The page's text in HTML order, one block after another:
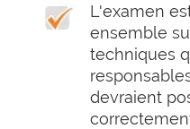
L'examen
ensemble
techniques
devraient